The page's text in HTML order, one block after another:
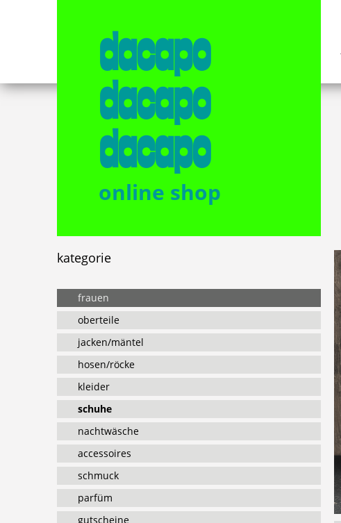
dacapo
dacapo
dacapo
online shop
kategorie
frauen
oberteile
jacken/mäntel
hosen/röcke
kleider
schuhe
nachtwäsche
accessoires
schmuck
parfüm
gutscheine